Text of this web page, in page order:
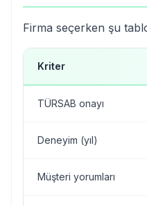
Firma seçerken şu
Kriter
TÜRSAB onayı
Deneyim (yıl)
Müşteri yorumları